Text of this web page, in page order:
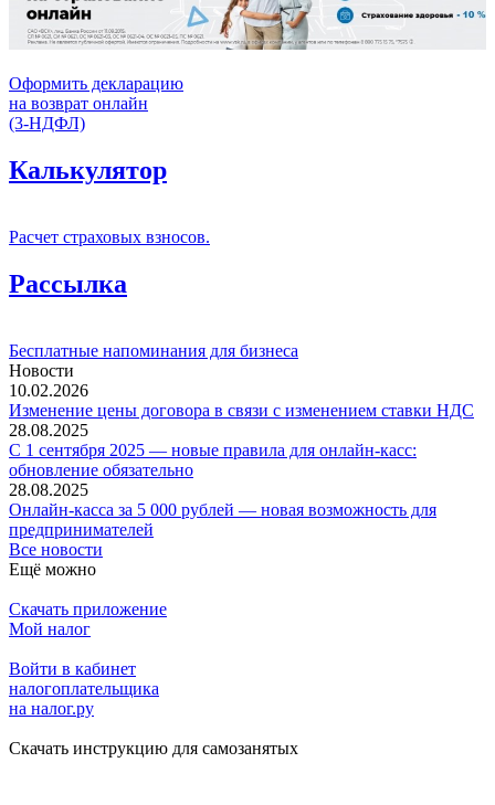
Оформить декларацию
на возврат онлайн
(3-НДФЛ)
Калькулятор
Расчет страховых взносов.
Рассылка
Бесплатные напоминания для бизнеса
Новости
10.02.2026
Изменение цены договора в связи с изменением ставки НДС
28.08.2025
С 1 сентября 2025 — новые правила для онлайн-касс:
обновление обязательно
28.08.2025
Онлайн-касса за 5 000 рублей — новая возможность для
предпринимателей
Все новости
Ещё можно
Скачать приложение
Мой налог
Войти в кабинет
налогоплательщика
на налог.ру
Скачать инструкцию для самозанятых